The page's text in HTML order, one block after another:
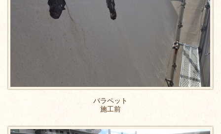
パラペット
施工前